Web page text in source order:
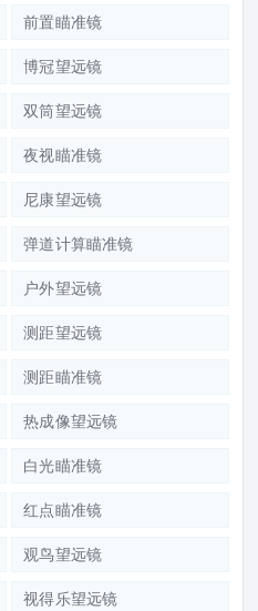
前置瞄准镜
博冠望远镜
双筒望远镜
夜视瞄准镜
尼康望远镜
弹道计算瞄准镜
户外望远镜
测距望远镜
测距瞄准镜
热成像望远镜
白光瞄准镜
红点瞄准镜
观鸟望远镜
视得乐望远镜